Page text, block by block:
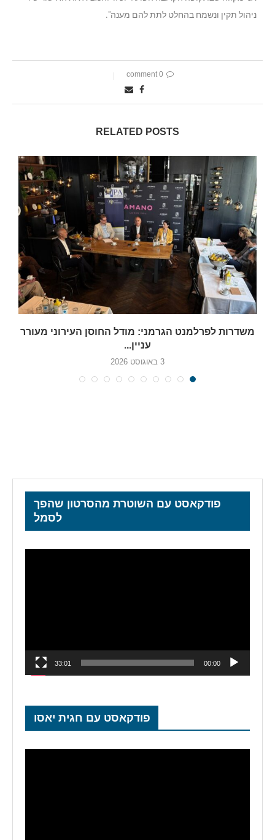
ניהול תקין ונשמח בהחלט לתת להם מענה".
0 comment
RELATED POSTS
משדרות לפרלמנט הגרמני: מודל החוסן העירוני מעורר
עניין...
3 באוגוסט 2026
פודקאסט עם השוטרת מהסרטון שהפך
לסמל
00:00
33:01
פודקאסט עם חגית יאסו